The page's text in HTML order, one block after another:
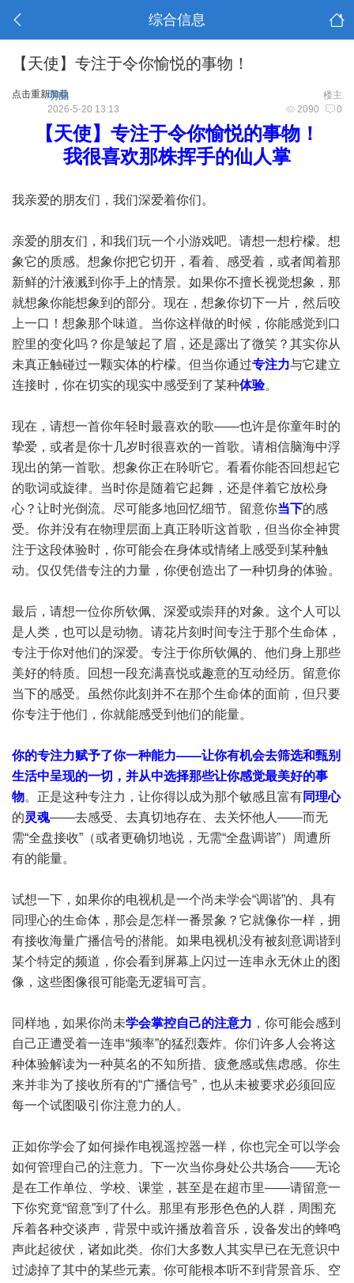
综合信息
【天使】专注于令你愉悦的事物！
点击重新加载 楼主
明曲
2090 0
2026-5-20 13:13
【天使】专注于令你愉悦的事物！
我很喜欢那株挥手的仙人掌
我亲爱的朋友们，我们深爱着你们。
亲爱的朋友们，和我们玩一个小游戏吧。请想一想柠檬。想
象它的质感。想象你把它切开，看着、感受着，或者闻着那
新鲜的汁液溅到你手上的情景。如果你不擅长视觉想象，那
就想象你能想象到的部分。现在，想象你切下一片，然后咬
上一口！想象那个味道。当你这样做的时候，你能感觉到口
腔里的变化吗？你是皱起了眉，还是露出了微笑？其实你从
未真正触碰过一颗实体的柠檬。但当你通过专注力与它建立
连接时，你在切实的现实中感受到了某种体验。
现在，请想一首你年轻时最喜欢的歌——也许是你童年时的
挚爱，或者是你十几岁时很喜欢的一首歌。请相信脑海中浮
现出的第一首歌。想象你正在聆听它。看看你能否回想起它
的歌词或旋律。当时你是随着它起舞，还是伴着它放松身
心？让时光倒流。尽可能多地回忆细节。留意你当下的感
受。你并没有在物理层面上真正聆听这首歌，但当你全神贯
注于这段体验时，你可能会在身体或情绪上感受到某种触
动。仅仅凭借专注的力量，你便创造出了一种切身的体验。
最后，请想一位你所钦佩、深爱或崇拜的对象。这个人可以
是人类，也可以是动物。请花片刻时间专注于那个生命体，
专注于你对他们的深爱。专注于你所钦佩的、他们身上那些
美好的特质。回想一段充满喜悦或趣意的互动经历。留意你
当下的感受。虽然你此刻并不在那个生命体的面前，但只要
你专注于他们，你就能感受到他们的能量。
你的专注力赋予了你一种能力——让你有机会去筛选和甄别
生活中呈现的一切，并从中选择那些让你感觉最美好的事
物。正是这种专注力，让你得以成为那个敏感且富有同理心
的灵魂——去感受、去真切地存在、去关怀他人——而无
需“全盘接收”（或者更确切地说，无需“全盘调谐”）周遭所
有的能量。
试想一下，如果你的电视机是一个尚未学会“调谐”的、具有
同理心的生命体，那会是怎样一番景象？它就像你一样，拥
有接收海量广播信号的潜能。如果电视机没有被刻意调谐到
某个特定的频道，你会看到屏幕上闪过一连串永无休止的图
像，这些图像很可能毫无逻辑可言。
同样地，如果你尚未学会掌控自己的注意力 ，你可能会感到
自己正遭受着一连串“频率”的猛烈轰炸。你们许多人会将这
种体验解读为一种莫名的不知所措、疲惫感或焦虑感。你生
来并非为了接收所有的“广播信号”，也从未被要求必须回应
每一个试图吸引你注意力的人。
正如你学会了如何操作电视遥控器一样，你也完全可以学会
如何管理自己的注意力。下一次当你身处公共场合——无论
是在工作单位、学校、课堂，甚至是在超市里——请留意一
下你究竟“留意”到了什么。那里有形形色色的人群，周围充
斥着各种交谈声，背景中或许播放着音乐，设备发出的蜂鸣
声此起彼伏，诸如此类。你们大多数人其实早已在无意识中
过滤掉了其中的某些元素。你可能根本听不到背景音乐、空